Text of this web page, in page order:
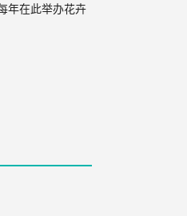
年在此举办花卉